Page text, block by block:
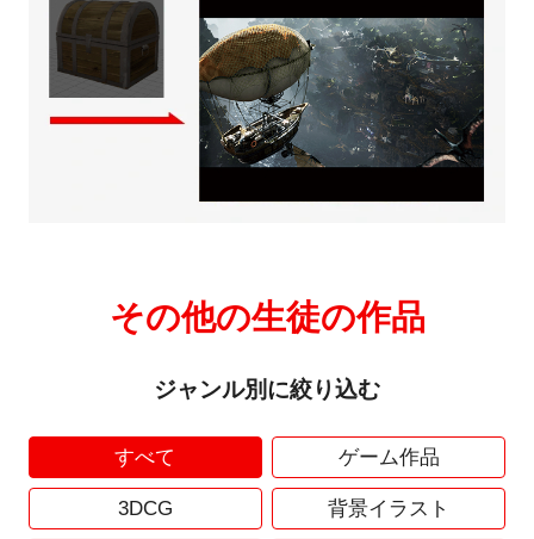
その他の生徒の作品
ジャンル別に絞り込む
すべて ゲーム作品
3DCG 背景イラスト